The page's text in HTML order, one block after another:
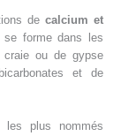
de calcium et
se forme dans les
ou de gypse
et de
plus nommés